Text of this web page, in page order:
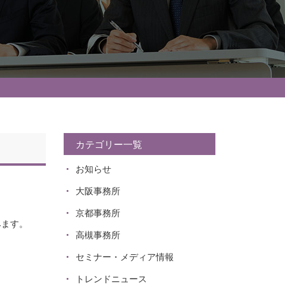
す。
カテゴリー一覧
お知らせ
大阪事務所
京都事務所
高槻事務所
セミナー・メディア情報
トレンドニュース